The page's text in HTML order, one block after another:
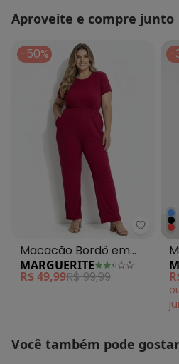
Aproveite e compre junto
-50%
Macacão Bordô em
Canelado
MARGUERITE
R$ 49,99R$ 99,99
-
Você também pode gostar